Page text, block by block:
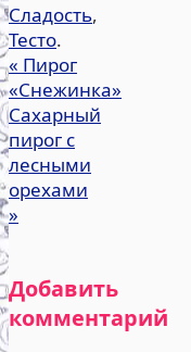
Сладость,
Тесто.
« Пирог
«Снежинка»
Сахарный
пирог с
лесными
орехами
»
Добавить
комментарий